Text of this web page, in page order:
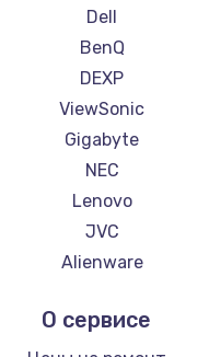
Ремонт мониторов Dahua
Dell
BenQ
DEXP
ViewSonic
Gigabyte
NEC
Lenovo
JVC
Alienware
Thunderobot
О сервисе